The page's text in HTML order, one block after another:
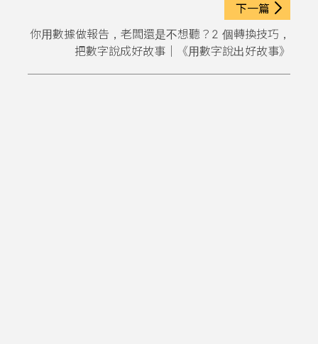
下一篇
你用數據做報告，老闆還是不想聽？2 個轉換技巧，
把數字說成好故事｜《用數字說出好故事》